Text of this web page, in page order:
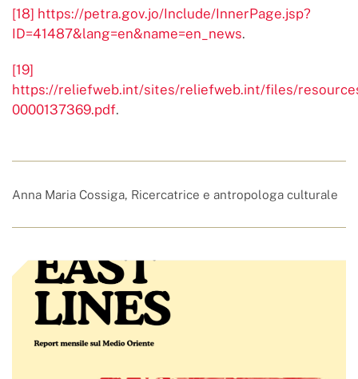
[18] https://petra.gov.jo/Include/InnerPage.jsp?
ID=41487&lang=en&name=en_news.
[19]
https://reliefweb.int/sites/reliefweb.int/files/
0000137369.pdf.
Anna Maria Cossiga, Ricercatrice e antropologa culturale